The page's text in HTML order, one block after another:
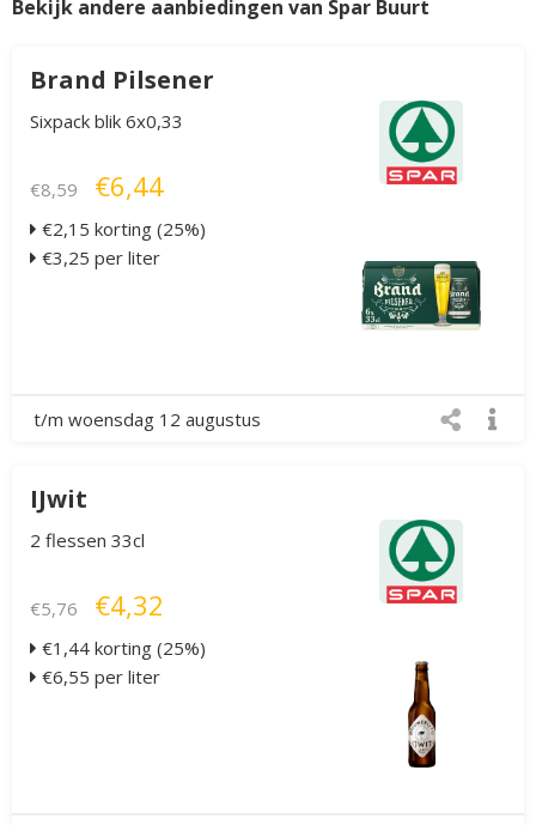
Bekijk andere aanbiedingen van Spar Buurt
Brand Pilsener
Sixpack blik 6x0,33
€8,59 €6,44
€2,15 korting (25%)
€3,25 per liter
t/m woensdag 12 augustus
IJwit
2 flessen 33cl
€5,76 €4,32
€1,44 korting (25%)
€6,55 per liter